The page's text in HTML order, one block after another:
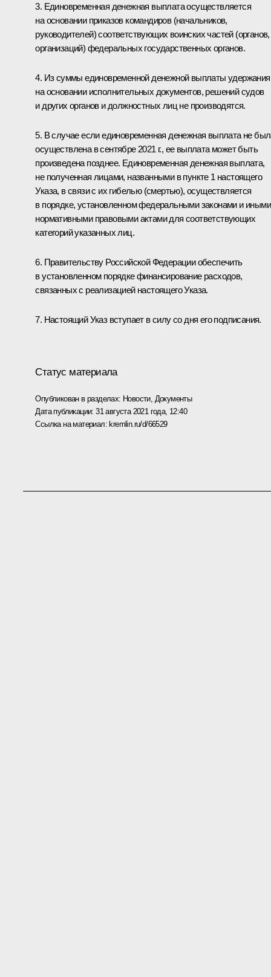
3. Единовременная денежная выплата осуществляется
на основании приказов командиров (начальников,
руководителей) соответствующих воинских частей (органов,
организаций) федеральных государственных органов.
4. Из суммы единовременной денежной выплаты удержания
на основании исполнительных документов, решений судов
и других органов и должностных лиц не производятся.
5. В случае если единовременная денежная выплата не
осуществлена в сентябре 2021 г., ее выплата может быть
произведена позднее. Единовременная денежная выплата,
не полученная лицами, названными в пункте 1 настоящего
Указа, в связи с их гибелью (смертью), осуществляется
в порядке, установленном федеральными законами и иными
нормативными правовыми актами для соответствующих
категорий указанных лиц.
6. Правительству Российской Федерации обеспечить
в установленном порядке финансирование расходов,
связанных с реализацией настоящего Указа.
7. Настоящий Указ вступает в силу со дня его подписания.
Статус материала
Опубликован в разделах: Новости, Документы
Дата публикации:31 августа 2021 года, 12:40
Ссылка на материал: kremlin.ru/d/66529